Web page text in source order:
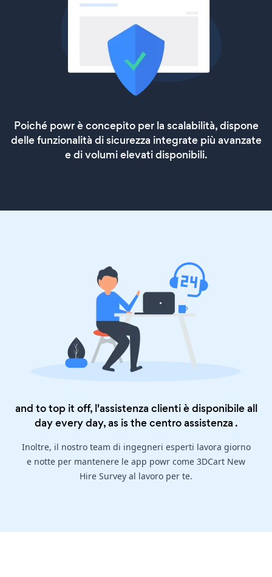
Poiché powr è concepito per la scalabilità, dispone
delle funzionalità di sicurezza integrate più avanzate
e di volumi elevati disponibili.
and to top it off, l'assistenza clienti è disponibile all
day every day, as is thecentro assistenza .
Inoltre, il nostro team di ingegneri esperti lavora giorno
e notte per mantenere le app powr come 3DCart New
Hire Survey al lavoro per te.